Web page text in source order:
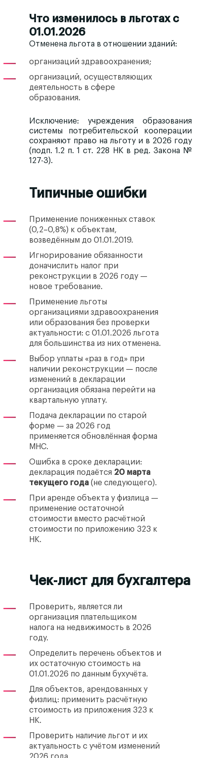
Что изменилось в льготах с
01.01.2026
Отменена льгота в отношении зданий:
организаций здравоохранения;
организаций, осуществляющих
деятельность в сфере
образования.
Исключение: учреждения образования
системы потребительской кооперации
сохраняют право на льготу и в 2026 году
(подп. 1.2 п. 1 ст. 228 НК в ред. Закона №
127-З).
Типичные ошибки
Применение пониженных ставок
(0,2–0,8%) к объектам,
возведённым до 01.01.2019.
Игнорирование обязанности
доначислить налог при
реконструкции в 2026 году —
новое требование.
Применение льготы
организациями здравоохранения
или образования без проверки
актуальности: с 01.01.2026 льгота
для большинства из них отменена.
Выбор уплаты «раз в год» при
наличии реконструкции — после
изменений в декларации
организация обязана перейти на
квартальную уплату.
Подача декларации по старой
форме — за 2026 год
применяется обновлённая форма
МНС.
Ошибка в сроке декларации:
декларация подаётся 20 марта
текущего года (не следующего).
При аренде объекта у физлица —
применение остаточной
стоимости вместо расчётной
стоимости по приложению 323 к
НК.
Чек-лист для бухгалтера
Проверить, является ли
организация плательщиком
налога на недвижимость в 2026
году.
Определить перечень объектов и
их остаточную стоимость на
01.01.2026 по данным бухучёта.
Для объектов, арендованных у
физлиц: применить расчётную
стоимость из приложения 323 к
НК.
Проверить наличие льгот и их
актуальность с учётом изменений